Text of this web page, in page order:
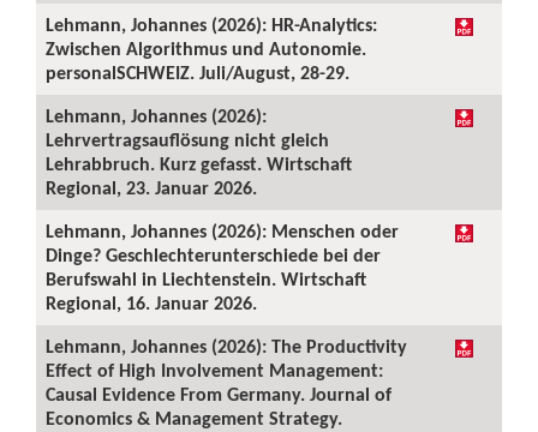
Lehmann, Johannes (2026): HR-Analytics:
Zwischen Algorithmus und Autonomie.
personalSCHWEIZ. Juli/August, 28-29.
Lehmann, Johannes (2026):
Lehrvertragsauflösung nicht gleich
Lehrabbruch. Kurz gefasst. Wirtschaft
Regional, 23. Januar 2026.
Lehmann, Johannes (2026): Menschen oder
Dinge? Geschlechterunterschiede bei der
Berufswahl in Liechtenstein. Wirtschaft
Regional, 16. Januar 2026.
Lehmann, Johannes (2026): The Productivity
Effect of High Involvement Management:
Causal Evidence From Germany. Journal of
Economics & Management Strategy.